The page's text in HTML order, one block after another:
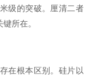
级的突破。厘清二者
所在。
在根本区别。硅片以